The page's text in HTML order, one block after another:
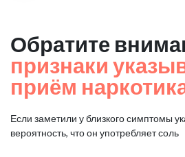
Обратите
признаки
приём
Если заметили у близкого симптомы
вероятность, что он употребляет соль